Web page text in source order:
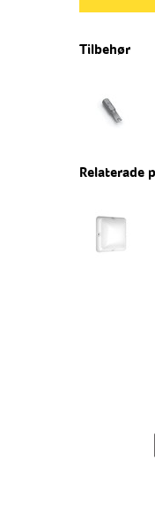
Tilbehør
Relaterade